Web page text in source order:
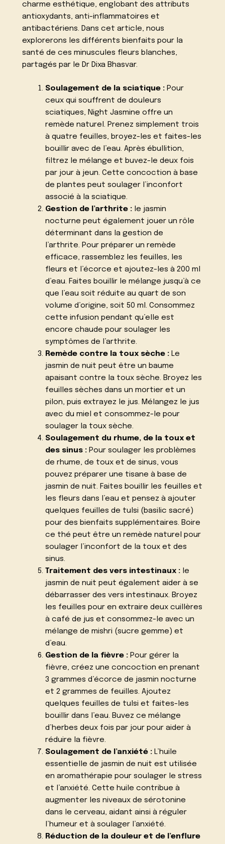
charme esthétique, englobant des attributs
antioxydants, anti-inflammatoires et
antibactériens. Dans cet article, nous
explorerons les différents bienfaits pour la
santé de ces minuscules fleurs blanches,
partagés par le Dr Dixa Bhasvar.
Soulagement de la sciatique :Pour
ceux qui souffrent de douleurs
sciatiques, Night Jasmine offre un
remède naturel. Prenez simplement trois
à quatre feuilles, broyez-les et faites-les
bouillir avec de l’eau. Après ébullition,
filtrez le mélange et buvez-le deux fois
par jour à jeun. Cette concoction à base
de plantes peut soulager l’inconfort
associé à la sciatique.
Gestion de l’arthrite :le jasmin
nocturne peut également jouer un rôle
déterminant dans la gestion de
l’arthrite. Pour préparer un remède
efficace, rassemblez les feuilles, les
fleurs et l’écorce et ajoutez-les à 200 ml
d’eau. Faites bouillir le mélange jusqu’à ce
que l’eau soit réduite au quart de son
volume d’origine, soit 50 ml. Consommez
cette infusion pendant qu’elle est
encore chaude pour soulager les
symptômes de l’arthrite.
Remède contre la toux sèche :Le
jasmin de nuit peut être un baume
apaisant contre la toux sèche. Broyez les
feuilles sèches dans un mortier et un
pilon, puis extrayez le jus. Mélangez le jus
avec du miel et consommez-le pour
soulager la toux sèche.
Soulagement du rhume, de la toux et
des sinus :Pour soulager les problèmes
de rhume, de toux et de sinus, vous
pouvez préparer une tisane à base de
jasmin de nuit. Faites bouillir les feuilles et
les fleurs dans l’eau et pensez à ajouter
quelques feuilles de tulsi (basilic sacré)
pour des bienfaits supplémentaires. Boire
ce thé peut être un remède naturel pour
soulager l’inconfort de la toux et des
sinus.
Traitement des vers intestinaux :le
jasmin de nuit peut également aider à se
débarrasser des vers intestinaux. Broyez
les feuilles pour en extraire deux cuillères
à café de jus et consommez-le avec un
mélange de mishri (sucre gemme) et
d’eau.
Gestion de la fièvre :Pour gérer la
fièvre, créez une concoction en prenant
3 grammes d’écorce de jasmin nocturne
et 2 grammes de feuilles. Ajoutez
quelques feuilles de tulsi et faites-les
bouillir dans l’eau. Buvez ce mélange
d’herbes deux fois par jour pour aider à
réduire la fièvre.
Soulagement de l’anxiété :L’huile
essentielle de jasmin de nuit est utilisée
en aromathérapie pour soulager le stress
et l’anxiété. Cette huile contribue à
augmenter les niveaux de sérotonine
dans le cerveau, aidant ainsi à réguler
l’humeur et à soulager l’anxiété.
Réduction de la douleur et de l’enflure